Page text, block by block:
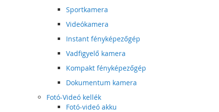
Sportkamera
Videókamera
Instant fényképezőgép
Vadfigyelő kamera
Kompakt fényképezőgép
Dokumentum kamera
Fotó-Videó kellék
Fotó-videó akku